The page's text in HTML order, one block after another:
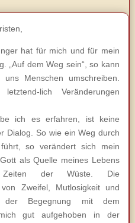
hat für mich und für mein
„Auf dem Weg sein“, so kann
Menschen umschreiben.
lich Veränderungen
ich es erfahren, ist keine
Dialog. So wie ein Weg durch
so verändert sich mein
als Quelle meines Lebens
der Wüste. Die
Zweifel, Mutlosigkeit und
Begegnung mit dem
gut aufgehoben in der